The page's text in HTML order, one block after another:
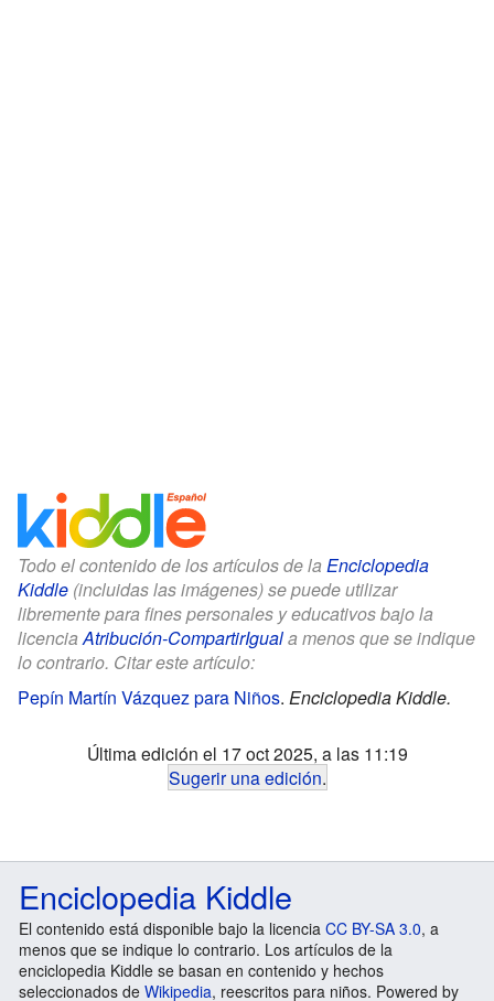
Todo el contenido de los artículos de la Enciclopedia
Kiddle (incluidas las imágenes) se puede utilizar
libremente para fines personales y educativos bajo la
licenciaAtribución-CompartirIguala menos que se indique
lo contrario. Citar este artículo:
Pepín Martín Vázquez para Niños. Enciclopedia Kiddle.
Última edición el 17 oct 2025, a las 11:19
Sugerir una edición.
Enciclopedia Kiddle
El contenido está disponible bajo la licencia CC BY-SA 3.0, a
menos que se indique lo contrario. Los artículos de la
enciclopedia Kiddle se basan en contenido y hechos
seleccionados de Wikipedia, reescritos para niños. Powered by